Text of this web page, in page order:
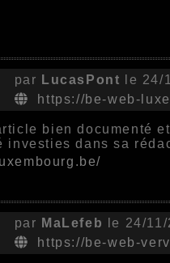
par LucasPont le 24/
https://be-web-
bien documenté
investies dans sa
par MaLefeb
le 24/
https://be-web-